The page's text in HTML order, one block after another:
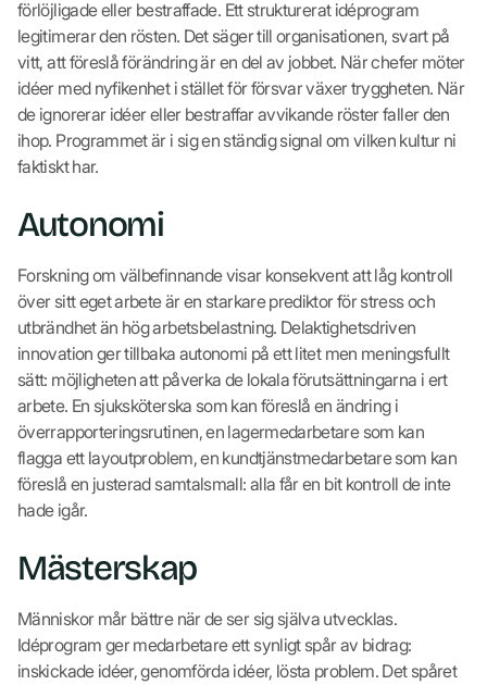
förlöjligade eller bestraffade. Ett strukturerat idéprogram
legitimerar den rösten. Det säger till organisationen, svart på
vitt, att föreslå förändring är en del av jobbet. När chefer möter
idéer med nyfikenhet i stället för försvar växer tryggheten. När
de ignorerar idéer eller bestraffar avvikande röster faller den
ihop. Programmet är i sig en ständig signal om vilken kultur ni
faktiskt har.
Autonomi
Forskning om välbefinnande visar konsekvent att låg kontroll
över sitt eget arbete är en starkare prediktor för stress och
utbrändhet än hög arbetsbelastning. Delaktighetsdriven
innovation ger tillbaka autonomi på ett litet men meningsfullt
sätt: möjligheten att påverka de lokala förutsättningarna i ert
arbete. En sjuksköterska som kan föreslå en ändring i
överrapporteringsrutinen, en lagermedarbetare som kan
flagga ett layoutproblem, en kundtjänstmedarbetare som kan
föreslå en justerad samtalsmall: alla får en bit kontroll de inte
hade igår.
Mästerskap
Människor mår bättre när de ser sig själva utvecklas.
Idéprogram ger medarbetare ett synligt spår av bidrag:
inskickade idéer, genomförda idéer, lösta problem. Det spåret